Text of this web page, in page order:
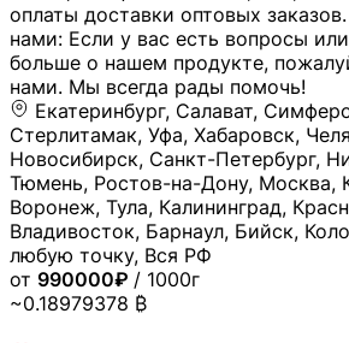
оплаты доставки оптовых
нами: Если у вас есть вопросы
больше о нашем продукте,
нами. Мы всегда рады помочь!
Екатеринбург, Салават,
Стерлитамак, Уфа, Хабаровск,
Новосибирск, Санкт-Петербург,
Тюмень, Ростов-на-Дону, Москва,
Воронеж, Тула, Калининград,
Владивосток, Барнаул, Бийск,
любую точку, Вся РФ
от 990000₽ / 1000г
~0.18979378 ₿